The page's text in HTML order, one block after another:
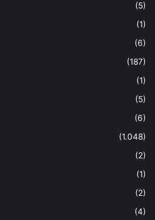
(5)
(1)
(6)
(187)
(1)
(5)
(6)
(1.048)
(2)
(1)
(2)
(4)